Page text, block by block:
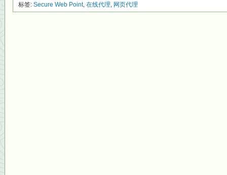
标签: Secure Web Point, 在线代理, 网页代理